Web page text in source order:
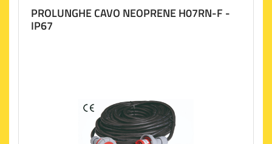
PROLUNGHE CAVO NEOPRENE H07RN-F -
IP67